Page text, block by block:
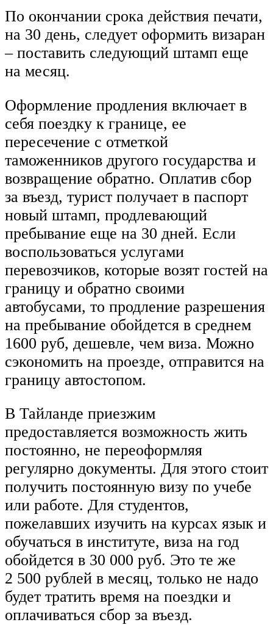
По окончании срока действия печати,
на 30 день, следует оформить визаран
– поставить следующий штамп еще
на месяц.
Оформление продления включает в
себя поездку к границе, ее
пересечение с отметкой
таможенников другого государства и
возвращение обратно. Оплатив сбор
за въезд, турист получает в паспорт
новый штамп, продлевающий
пребывание еще на 30 дней. Если
воспользоваться услугами
перевозчиков, которые возят гостей на
границу и обратно своими
автобусами, то продление разрешения
на пребывание обойдется в среднем
1600 руб, дешевле, чем виза. Можно
сэкономить на проезде, отправится на
границу автостопом.
В Тайланде приезжим
предоставляется возможность жить
постоянно, не переоформляя
регулярно документы. Для этого стоит
получить постоянную визу по учебе
или работе. Для студентов,
пожелавших изучить на курсах язык и
обучаться в институте, виза на год
обойдется в 30 000 руб. Это те же
2 500 рублей в месяц, только не надо
будет тратить время на поездки и
оплачиваться сбор за въезд.